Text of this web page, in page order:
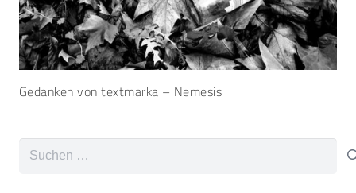
Gedanken von textmarka – Nemesis
Suchen